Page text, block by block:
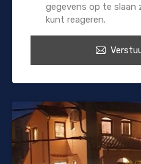
gegevens op te slaan
kunt reageren.